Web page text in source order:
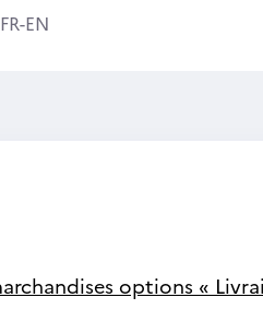
FR-EN
options «